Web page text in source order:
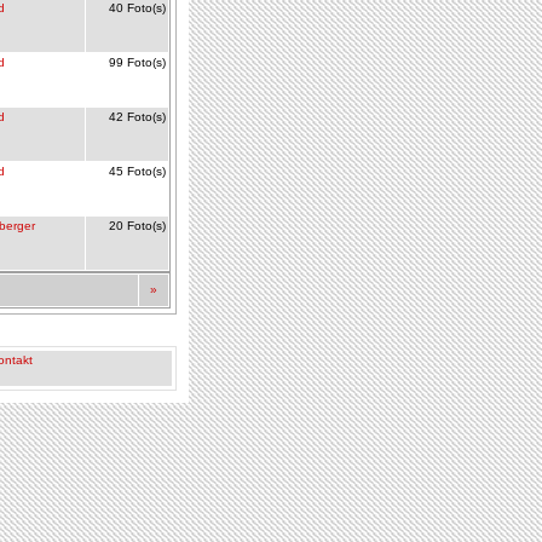
40 Foto(s)
99 Foto(s)
42 Foto(s)
45 Foto(s)
20 Foto(s)
»